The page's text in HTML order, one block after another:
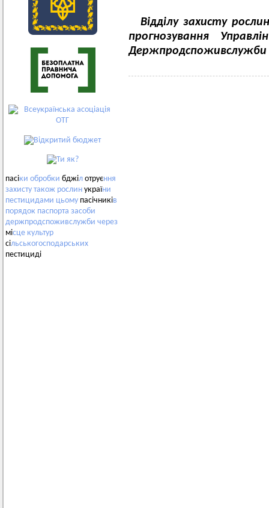
пасіки обробки бджіл отруєння
захисту також рослин україни
пестицидами цьому пасічників
порядок паспорта засоби
держпродспоживслужби через
місце культур
сільськогосподарських
пестициді
Відділу захисту
прогнозування